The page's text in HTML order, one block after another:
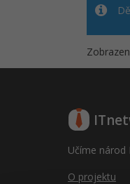
Učíme národ
O projektu